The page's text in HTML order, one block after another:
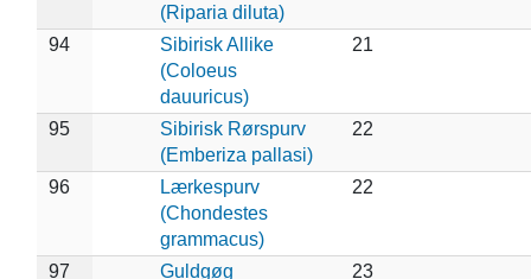
(Riparia diluta)
94
Sibirisk Allike
(Coloeus
dauuricus)
21
95
Sibirisk Rørspurv
(Emberiza pallasi)
22
96
Lærkespurv
(Chondestes
grammacus)
22
97 Guldgøg 23